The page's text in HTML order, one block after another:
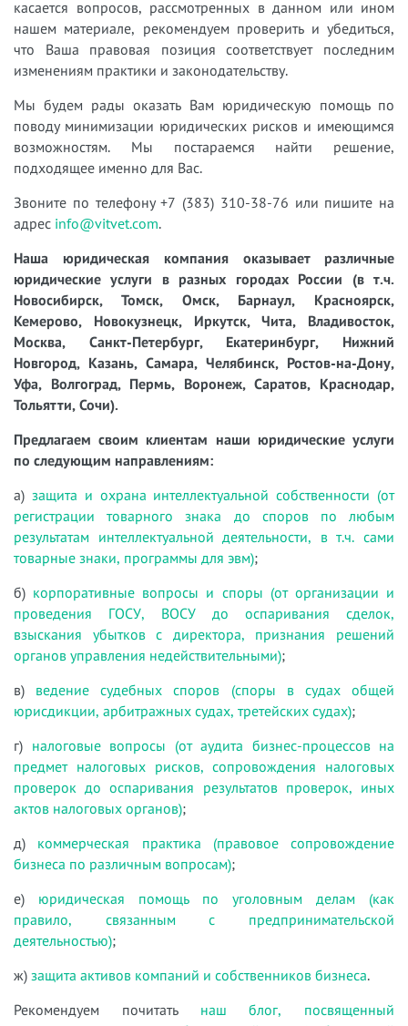
касается вопросов, рассмотренных в данном или ином
нашем материале, рекомендуем проверить и убедиться,
что Ваша правовая позиция соответствует последним
изменениям практики и законодательству.
Мы будем рады оказать Вам юридическую помощь по
поводу минимизации юридических рисков и имеющимся
возможностям. Мы постараемся найти решение,
подходящее именно для Вас.
Звоните по телефону +7 (383) 310-38-76 или пишите на
адрес info@vitvet.com.
Наша юридическая компания оказывает различные
юридические услуги в разных городах России (в т.ч.
Новосибирск, Томск, Омск, Барнаул, Красноярск,
Кемерово, Новокузнецк, Иркутск, Чита, Владивосток,
Москва, Санкт-Петербург, Екатеринбург, Нижний
Новгород, Казань, Самара, Челябинск, Ростов-на-Дону,
Уфа, Волгоград, Пермь, Воронеж, Саратов, Краснодар,
Тольятти, Сочи).
Предлагаем своим клиентам наши юридические услуги
по следующим направлениям:
а) защита и охрана интеллектуальной собственности (от
регистрации товарного знака до споров по любым
результатам интеллектуальной деятельности, в т.ч. сами
товарные знаки, программы для эвм);
б) корпоративные вопросы и споры (от организации и
проведения ГОСУ, ВОСУ до оспаривания сделок,
взыскания убытков с директора, признания решений
органов управления недействительными);
в) ведение судебных споров (споры в судах общей
юрисдикции, арбитражных судах, третейских судах);
г) налоговые вопросы (от аудита бизнес-процессов на
предмет налоговых рисков, сопровождения налоговых
проверок до оспаривания результатов проверок, иных
актов налоговых органов);
д) коммерческая практика (правовое сопровождение
бизнеса по различным вопросам);
е) юридическая помощь по уголовным делам (как
правило, связанным с предпринимательской
деятельностью);
ж) защита активов компаний и собственников бизнеса.
Рекомендуем почитать наш блог, посвященный